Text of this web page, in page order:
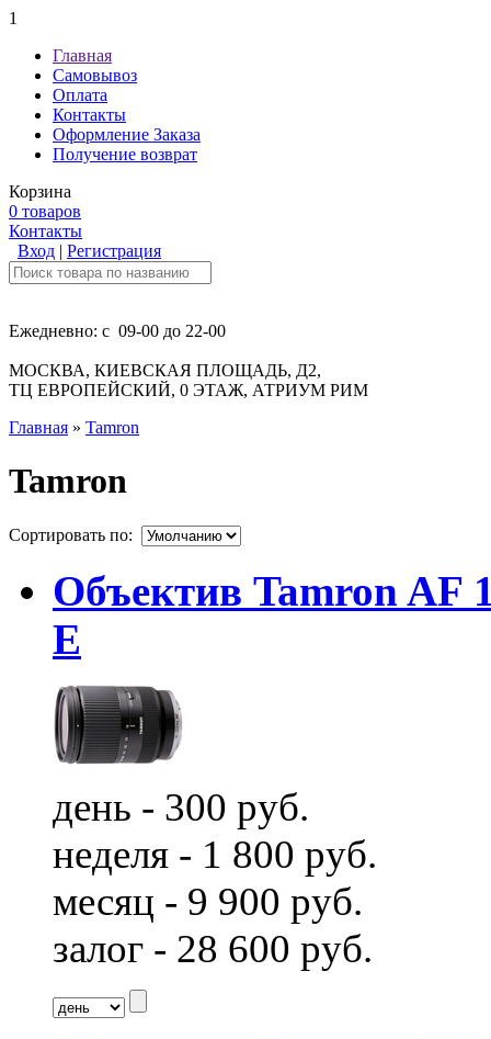
1
Главная
Самовывоз
Оплата
Контакты
Оформление Заказа
Получение возврат
Корзина
0 товаров
Контакты
Вход | Регистрация
Ежедневно: с 09-00 до 22-00
МОСКВА, КИЕВСКАЯ ПЛОЩАДЬ, Д2,
ТЦ ЕВРОПЕЙСКИЙ, 0 ЭТАЖ, АТРИУМ РИМ
Главная » Tamron
Tamron
Сортировать по:
Объектив Tamron AF
E
день - 300 руб.
неделя - 1 800 руб.
месяц - 9 900 руб.
залог - 28 600 руб.